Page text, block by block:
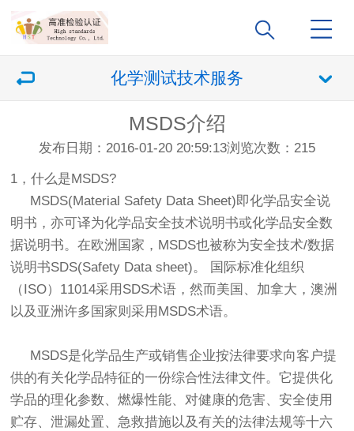
化学测试技术服务
MSDS介绍
发布日期：2016-01-20 20:59:13浏览次数： 215
1，什么是MSDS?
MSDS(Material Safety Data Sheet)即化学品安全说
明书，亦可译为化学品安全技术说明书或化学品安全数
据说明书。在欧洲国家，MSDS也被称为安全技术/数据
说明书SDS(Safety Data sheet)。 国际标准化组织
（ISO）11014采用SDS术语，然而美国、加拿大，澳洲
以及亚洲许多国家则采用MSDS术语。
MSDS是化学品生产或销售企业按法律要求向客户提
供的有关化学品特征的一份综合性法律文件。它提供化
学品的理化参数、燃爆性能、对健康的危害、安全使用
贮存、泄漏处置、急救措施以及有关的法律法规等十六